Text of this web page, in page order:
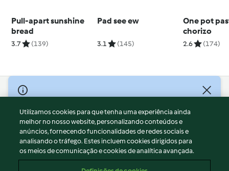
Pull-apart sunshine
bread
3.7 (139)
Pad see ew
3.1 (145)
One pot
chorizo
2.6 (174)
© Copyright 2026
Termos de Utilização
Aviso sobre Proteção de Dados
Aviso
Apoio legal
Utilizamos cookies para que tenha uma experiência ainda
melhor no nosso website, personalizando conteúdos e
anúncios, fornecendo funcionalidades de redes sociais e
analisando o tráfego. Estes incluem cookies dirigidos para
os meios de comunicação e cookies de analítica avançada.